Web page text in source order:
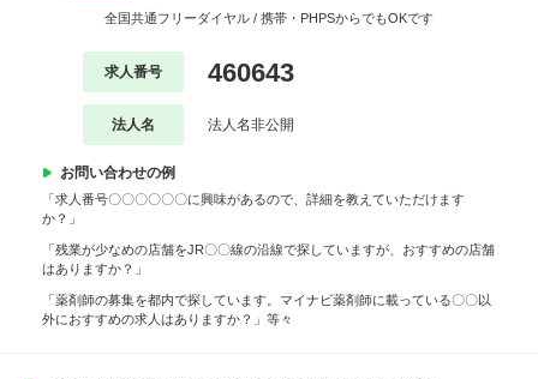
全国共通フリーダイヤル / 携帯・PHPSからでもOKです
求人番号 460643
法人名 法人名非公開
お問い合わせの例
「求人番号〇〇〇〇〇〇に興味があるので、詳細を教えていただけます
か？」
「残業が少なめの店舗をJR〇〇線の沿線で探していますが、おすすめの店舗
はありますか？」
「薬剤師の募集を都内で探しています。マイナビ薬剤師に載っている〇〇以
外におすすめの求人はありますか？」等々